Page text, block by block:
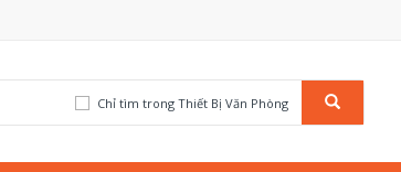
Chỉ tìm trong Thiết Bị Văn Phòng